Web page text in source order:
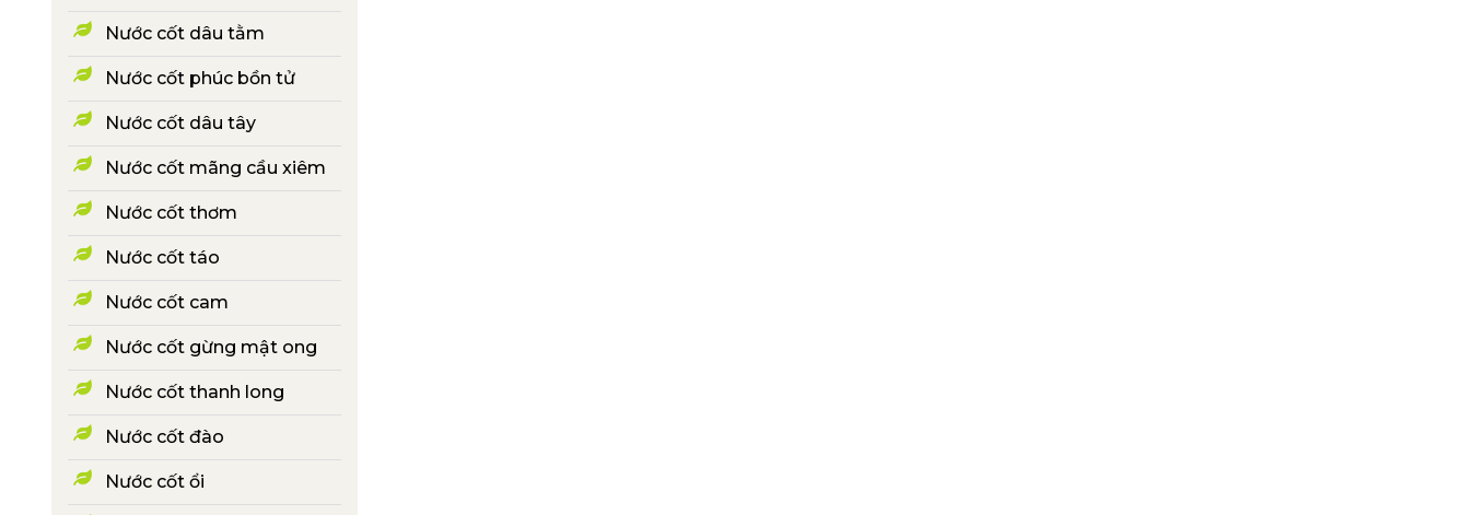
Nước cốt dâu tằm
Nước cốt phúc bồn tử
Nước cốt dâu tây
Nước cốt mãng cầu xiêm
Nước cốt thơm
Nước cốt táo
Nước cốt cam
Nước cốt gừng mật ong
Nước cốt thanh long
Nước cốt đào
Nước cốt ổi